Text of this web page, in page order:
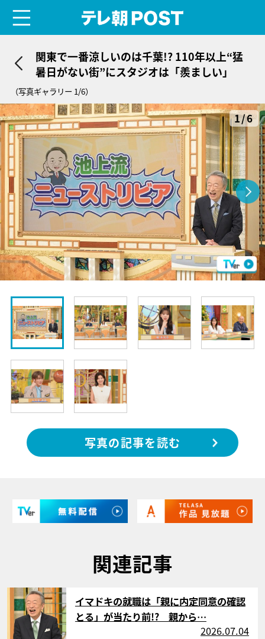
関東で一番涼しいのは千葉!? 110年以上“猛
暑日がない街”にスタジオは「羨ましい」
（写真ギャラリー 1/6）
1/6
写真の記事を読む
関連記事
サムネイル
イマドキの就職は「親に内定同意の確認
とる」が当たり前!? 親から…
2026.07.04